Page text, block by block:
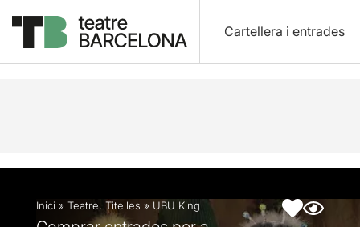
Cartellera i entrades
Descripció Fitxa artística
Inici » Teatre, Titelles » UBU King